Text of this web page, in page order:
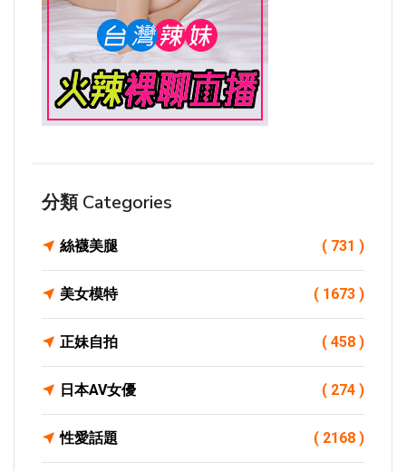
分類 Categories
絲襪美腿 ( 731 )
美女模特 ( 1673 )
正妹自拍 ( 458 )
日本AV女優 ( 274 )
性愛話題 ( 2168 )